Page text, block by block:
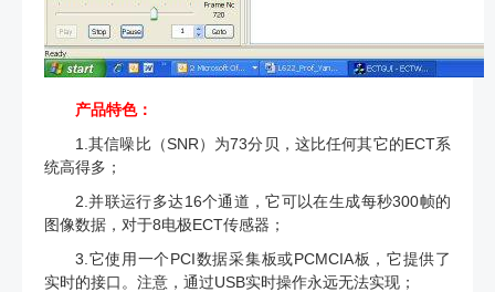
产品特色：
1.其信噪比（SNR）为73分贝，这比任何其它的ECT系
统高得多；
2.并联运行多达16个通道，它可以在生成每秒300帧的
图像数据，对于8电极ECT传感器；
3.它使用一个PCI数据采集板或PCMCIA板，它提供了
实时的接口。注意，通过USB实时操作永远无法实现；